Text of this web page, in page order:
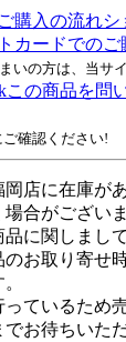
購入の流れシ
カードでの
いの方は、当サ
この商品を問
確認ください!
岡店に在庫が
合がございま
に関しまし
のお取り寄せ
ているため
でお待ちいた